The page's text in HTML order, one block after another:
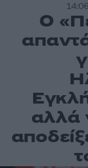
14:06
Ο
αλλά